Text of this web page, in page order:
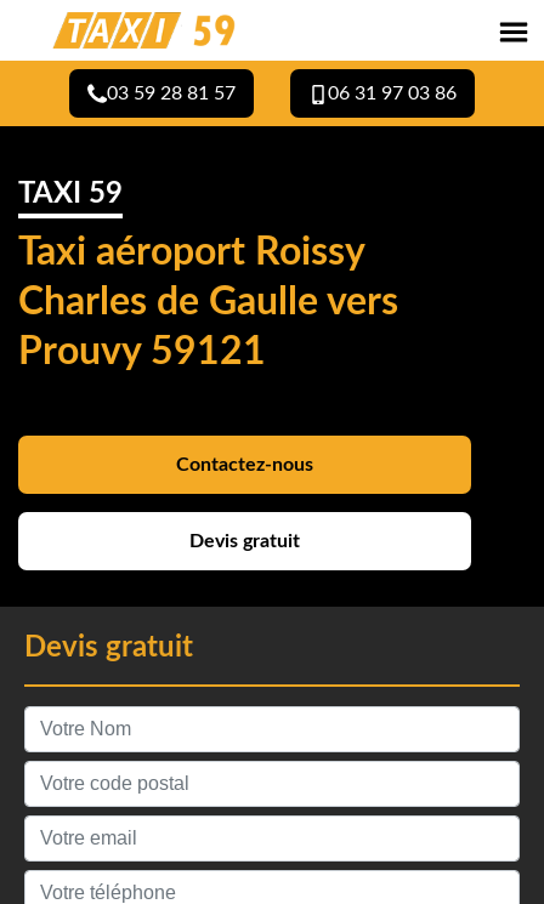
03 59 28 81 57 06 31 97 03 86
TAXI 59
Taxi aéroport Roissy
Charles de Gaulle vers
Prouvy 59121
Contactez-nous
Devis gratuit
Devis gratuit